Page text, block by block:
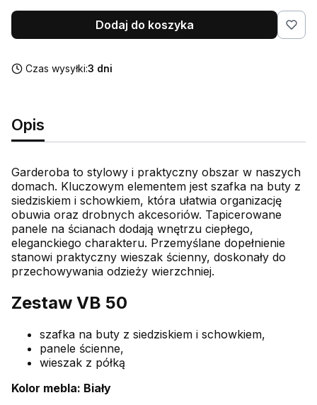
Dodaj do koszyka
Czas wysyłki:3 dni
Opis
Garderoba to stylowy i praktyczny obszar w naszych
domach. Kluczowym elementem jest szafka na buty z
siedziskiem i schowkiem, która ułatwia organizację
obuwia oraz drobnych akcesoriów. Tapicerowane
panele na ścianach dodają wnętrzu ciepłego,
eleganckiego charakteru. Przemyślane dopełnienie
stanowi praktyczny wieszak ścienny, doskonały do
przechowywania odzieży wierzchniej.
Zestaw VB 50
szafka na buty z siedziskiem i schowkiem,
panele ścienne,
wieszak z półką
Kolor mebla: Biały